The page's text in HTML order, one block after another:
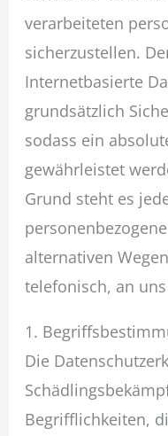
verarbeiteten
sicherzustellen.
Internetbasierte
grundsätzlich
sodass ein
gewährleistet
Grund steht es
alternativen
telefonisch, an
1.
Die
Begrifflichkeiten,